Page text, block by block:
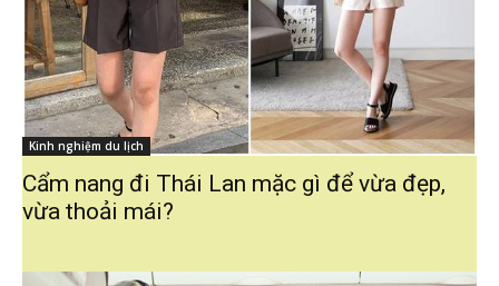
Kinh nghiệm du lịch
Cẩm nang đi Thái Lan mặc gì để vừa đẹp,
vừa thoải mái?